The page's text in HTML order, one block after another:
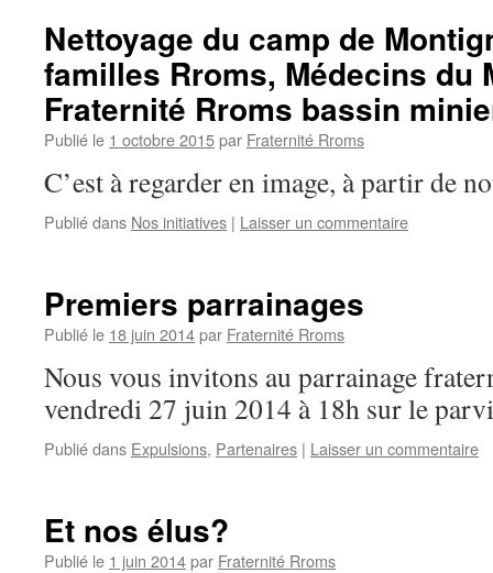
Nettoyage du camp de
familles Rroms, Médecins du
Fraternité Rroms bassin
Publié le 1 octobre 2015par Fraternité Rroms
C’est à regarder en image, à partir de
Publié dans Nos initiatives | Laisser un commentaire
Premiers parrainages
Publié le 18 juin 2014par Fraternité Rroms
Nous vous invitons au parrainage
vendredi 27 juin 2014 à 18h sur le
Publié dans Expulsions, Partenaires | Laisser un commentaire
Et nos élus?
Publié le 1 juin 2014par Fraternité Rroms